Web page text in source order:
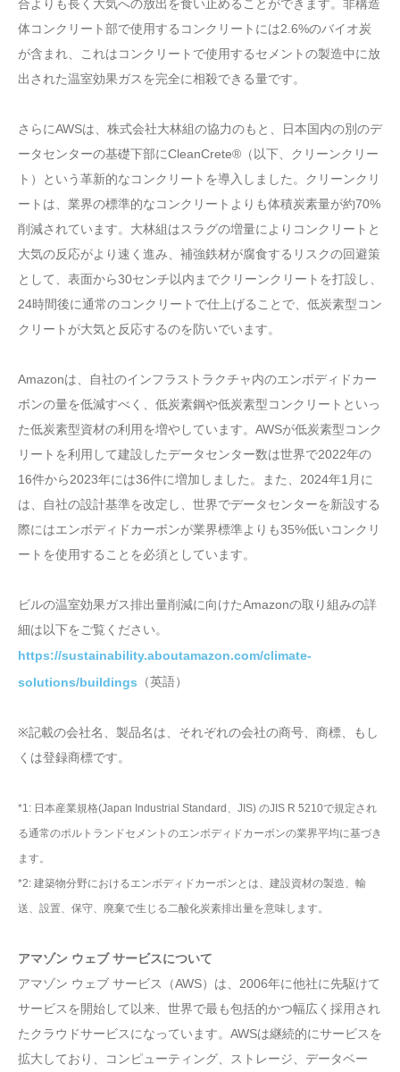
合よりも長く大気への放出を食い止めることができます。非構造
体コンクリート部で使用するコンクリートには2.6%のバイオ炭
が含まれ、これはコンクリートで使用するセメントの製造中に放
出された温室効果ガスを完全に相殺できる量です。
さらにAWSは、株式会社大林組の協力のもと、日本国内の別のデ
ータセンターの基礎下部にCleanCrete®（以下、クリーンクリー
ト）という革新的なコンクリートを導入しました。クリーンクリ
ートは、業界の標準的なコンクリートよりも体積炭素量が約70%
削減されています。大林組はスラグの増量によりコンクリートと
大気の反応がより速く進み、補強鉄材が腐食するリスクの回避策
として、表面から30センチ以内までクリーンクリートを打設し、
24時間後に通常のコンクリートで仕上げることで、低炭素型コン
クリートが大気と反応するのを防いでいます。
Amazonは、自社のインフラストラクチャ内のエンボディドカー
ボンの量を低減すべく、低炭素鋼や低炭素型コンクリートといっ
た低炭素型資材の利用を増やしています。AWSが低炭素型コンク
リートを利用して建設したデータセンター数は世界で2022年の
16件から2023年には36件に増加しました。また、2024年1月に
は、自社の設計基準を改定し、世界でデータセンターを新設する
際にはエンボディドカーボンが業界標準よりも35%低いコンクリ
ートを使用することを必須としています。
ビルの温室効果ガス排出量削減に向けたAmazonの取り組みの詳
細は以下をご覧ください。
https://sustainability.aboutamazon.com/climate-
solutions/buildings （英語）
※記載の会社名、製品名は、それぞれの会社の商号、商標、もし
くは登録商標です。
*1: 日本産業規格(Japan Industrial Standard、JIS) のJIS R 5210で規定され
る通常のポルトランドセメントのエンボディドカーボンの業界平均に基づき
ます。
*2: 建築物分野におけるエンボディドカーボンとは、建設資材の製造、輸
送、設置、保守、廃棄で生じる二酸化炭素排出量を意味します。
アマゾン ウェブ サービスについて
アマゾン ウェブ サービス（AWS）は、2006年に他社に先駆けて
サービスを開始して以来、世界で最も包括的かつ幅広く採用され
たクラウドサービスになっています。AWSは継続的にサービスを
拡大しており、コンピューティング、ストレージ、データベー